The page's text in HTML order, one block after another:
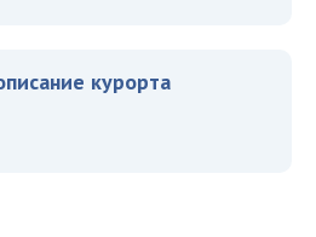
курорта